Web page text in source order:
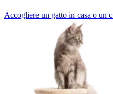
Accogliere un gatto in casa o un